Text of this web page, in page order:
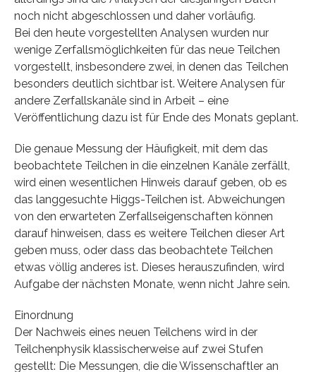
noch nicht abgeschlossen und daher vorläufig.
Bei den heute vorgestellten Analysen wurden nur
wenige Zerfallsmöglichkeiten für das neue Teilchen
vorgestellt, insbesondere zwei, in denen das Teilchen
besonders deutlich sichtbar ist. Weitere Analysen für
andere Zerfallskanäle sind in Arbeit – eine
Veröffentlichung dazu ist für Ende des Monats geplant.
Die genaue Messung der Häufigkeit, mit dem das
beobachtete Teilchen in die einzelnen Kanäle zerfällt,
wird einen wesentlichen Hinweis darauf geben, ob es
das langgesuchte Higgs-Teilchen ist. Abweichungen
von den erwarteten Zerfallseigenschaften können
darauf hinweisen, dass es weitere Teilchen dieser Art
geben muss, oder dass das beobachtete Teilchen
etwas völlig anderes ist. Dieses herauszufinden, wird
Aufgabe der nächsten Monate, wenn nicht Jahre sein.
Einordnung
Der Nachweis eines neuen Teilchens wird in der
Teilchenphysik klassischerweise auf zwei Stufen
gestellt: Die Messungen, die die Wissenschaftler an